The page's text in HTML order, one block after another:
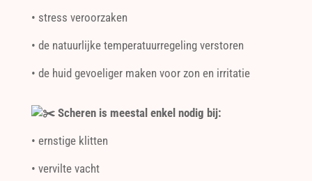
• stress veroorzaken
• de natuurlijke temperatuurregeling verstoren
• de huid gevoeliger maken voor zon en irritatie
Scheren is meestal enkel nodig bij:
• ernstige klitten
• vervilte vacht